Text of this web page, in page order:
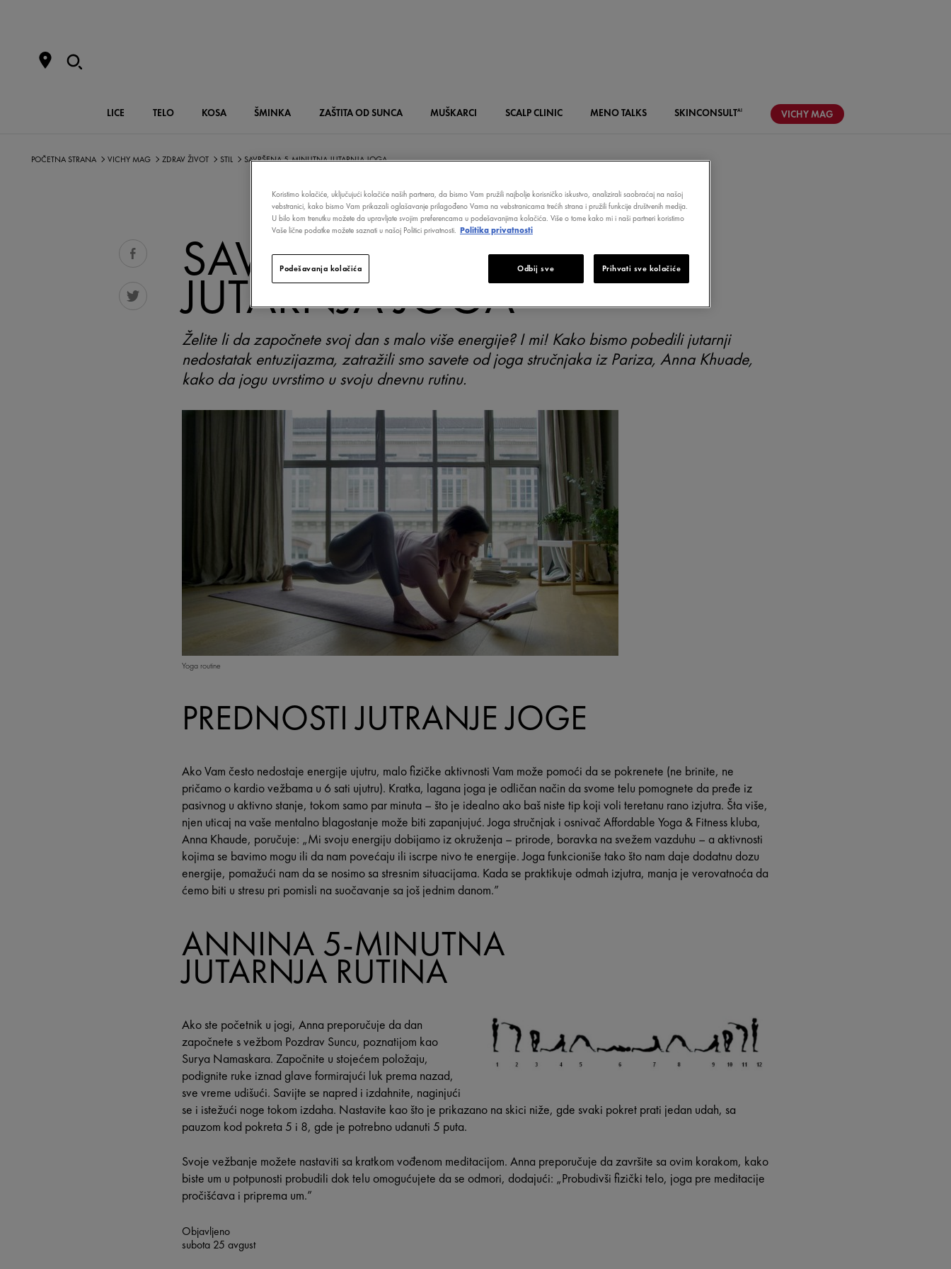
LICE TELO KOSA ŠMINKA ZAŠTITA OD SUNCA MUŠKARCI SCALPCLINIC MENOTALKS SKINCONSULTAI VICHYMAG
POČETNA STRANA VICHY MAG ZDRAV ŽIVOT STIL SAVRŠENA 5-MINUTNA JUTARNJA JOGA
SAVRŠENA 5-MINUTNA
JUTARNJA JOGA
Želite li da započnete svoj dan s malo više energije? I mi! Kako bismo pobedili jutarnji
nedostatak entuzijazma, zatražili smo savete od joga stručnjaka iz Pariza, Anna Khuade,
kako da jogu uvrstimo u svoju dnevnu rutinu.
Yoga routine
PREDNOSTI JUTRANJE JOGE
Ako Vam često nedostaje energije ujutru, malo fizičke aktivnosti Vam može pomoći da se pokrenete (ne brinite, ne
pričamo o kardio vežbama u 6 sati ujutru). Kratka, lagana joga je odličan način da svome telu pomognete da pređe iz
pasivnog u aktivno stanje, tokom samo par minuta – što je idealno ako baš niste tip koji voli teretanu rano izjutra. Šta više,
njen uticaj na vaše mentalno blagostanje može biti zapanjujuć. Joga stručnjak i osnivač Affordable Yoga & Fitness kluba,
Anna Khaude, poručuje: „Mi svoju energiju dobijamo iz okruženja – prirode, boravka na svežem vazduhu – a aktivnosti
kojima se bavimo mogu ili da nam povećaju ili iscrpe nivo te energije. Joga funkcioniše tako što nam daje dodatnu dozu
energije, pomažući nam da se nosimo sa stresnim situacijama. Kada se praktikuje odmah izjutra, manja je verovatnoća da
ćemo biti u stresu pri pomisli na suočavanje sa još jednim danom.”
ANNINA 5-MINUTNA
JUTARNJA RUTINA
Ako ste početnik u jogi, Anna preporučuje da dan
započnete s vežbom Pozdrav Suncu, poznatijom kao
Surya Namaskara. Započnite u stojećem položaju,
podignite ruke iznad glave formirajući luk prema nazad,
sve vreme udišući. Savijte se napred i izdahnite, naginjući
se i istežući noge tokom izdaha. Nastavite kao što je prikazano na skici niže, gde svaki pokret prati jedan udah, sa
pauzom kod pokreta 5 i 8, gde je potrebno udanuti 5 puta.
Svoje vežbanje možete nastaviti sa kratkom vođenom meditacijom. Anna preporučuje da završite sa ovim korakom, kako
biste um u potpunosti probudili dok telu omogućujete da se odmori, dodajući: „Probudivši fizički telo, joga pre meditacije
pročišćava i priprema um.”
Objavljeno
subota 25 avgust
Koristimo kolačiće, uključujući kolačiće naših partnera, da bismo Vam pružili najbolje korisničko iskustvo, analizirali saobraćaj na našoj
vebstranici, kako bismo Vam prikazali oglašavanje prilagođeno Vama na vebstranicama trećih strana i pružili funkcije društvenih medija.
U bilo kom trenutku možete da upravljate svojim preferencama u podešavanjima kolačića. Više o tome kako mi i naši partneri koristimo
Vaše lične podatke možete saznati u našoj Politici privatnosti. Politika privatnosti
Odbij sve Prihvati sve kolačiće
Podešavanja kolačića